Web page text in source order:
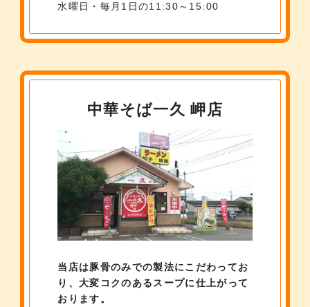
水曜日・毎月1日の11:30～15:00
中華そば一久 岬店
当店は豚骨のみでの製法にこだわってお
り、 大変コクのあるスープに仕上がって
おります。